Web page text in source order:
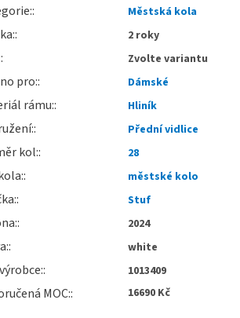
: Městská kola
: 2 roky
Zvolte variantu
pro: Dámské
rámu: Hliník
: Přední vidlice
kol: 28
: městské kolo
: Stuf
: 2024
: white
: 1013409
MOC: 16690 Kč